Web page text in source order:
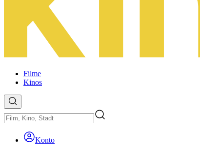
Filme
Kinos
Konto